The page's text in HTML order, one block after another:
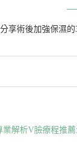
享術後加強保濕